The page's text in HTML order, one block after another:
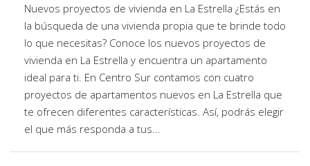
Nuevos proyectos de vivienda en La Estrella ¿Estás en
la búsqueda de una vivienda propia que te brinde todo
lo que necesitas? Conoce los nuevos proyectos de
vivienda en La Estrella y encuentra un apartamento
ideal para ti. En Centro Sur contamos con cuatro
proyectos de apartamentos nuevos en La Estrella que
te ofrecen diferentes características. Así, podrás elegir
el que más responda a tus...